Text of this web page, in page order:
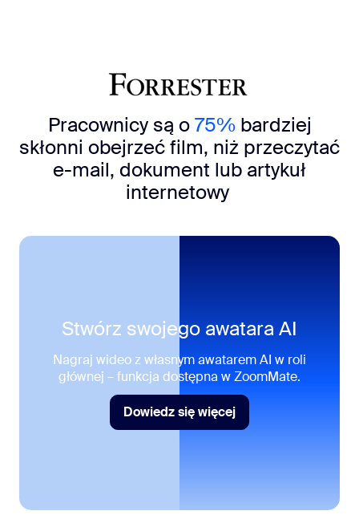
Pracownicy są o75% bardziej
skłonni obejrzeć film, niż przeczytać
e-mail, dokument lub artykuł
internetowy
Stwórz swojego awatara AI
Nagraj wideo z własnym awatarem AI w roli
głównej – funkcja dostępna w ZoomMate.
Dowiedz się więcej
Dowiedz się więcej